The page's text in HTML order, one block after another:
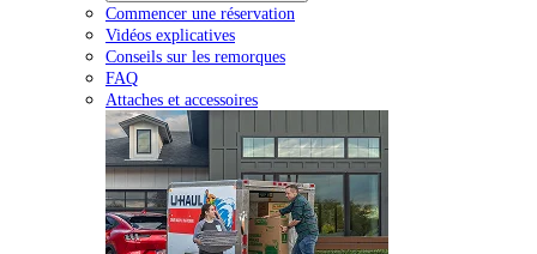
Commencer une réservation
Vidéos explicatives
Conseils sur les remorques
FAQ
Attaches et accessoires